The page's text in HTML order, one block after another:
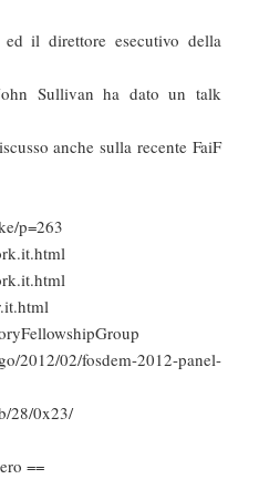
il direttore esecutivo della
Sullivan ha dato un talk
anche sulla recente FaiF
p=263
2012/02/fosdem-2012-panel-
28/0x23/
==